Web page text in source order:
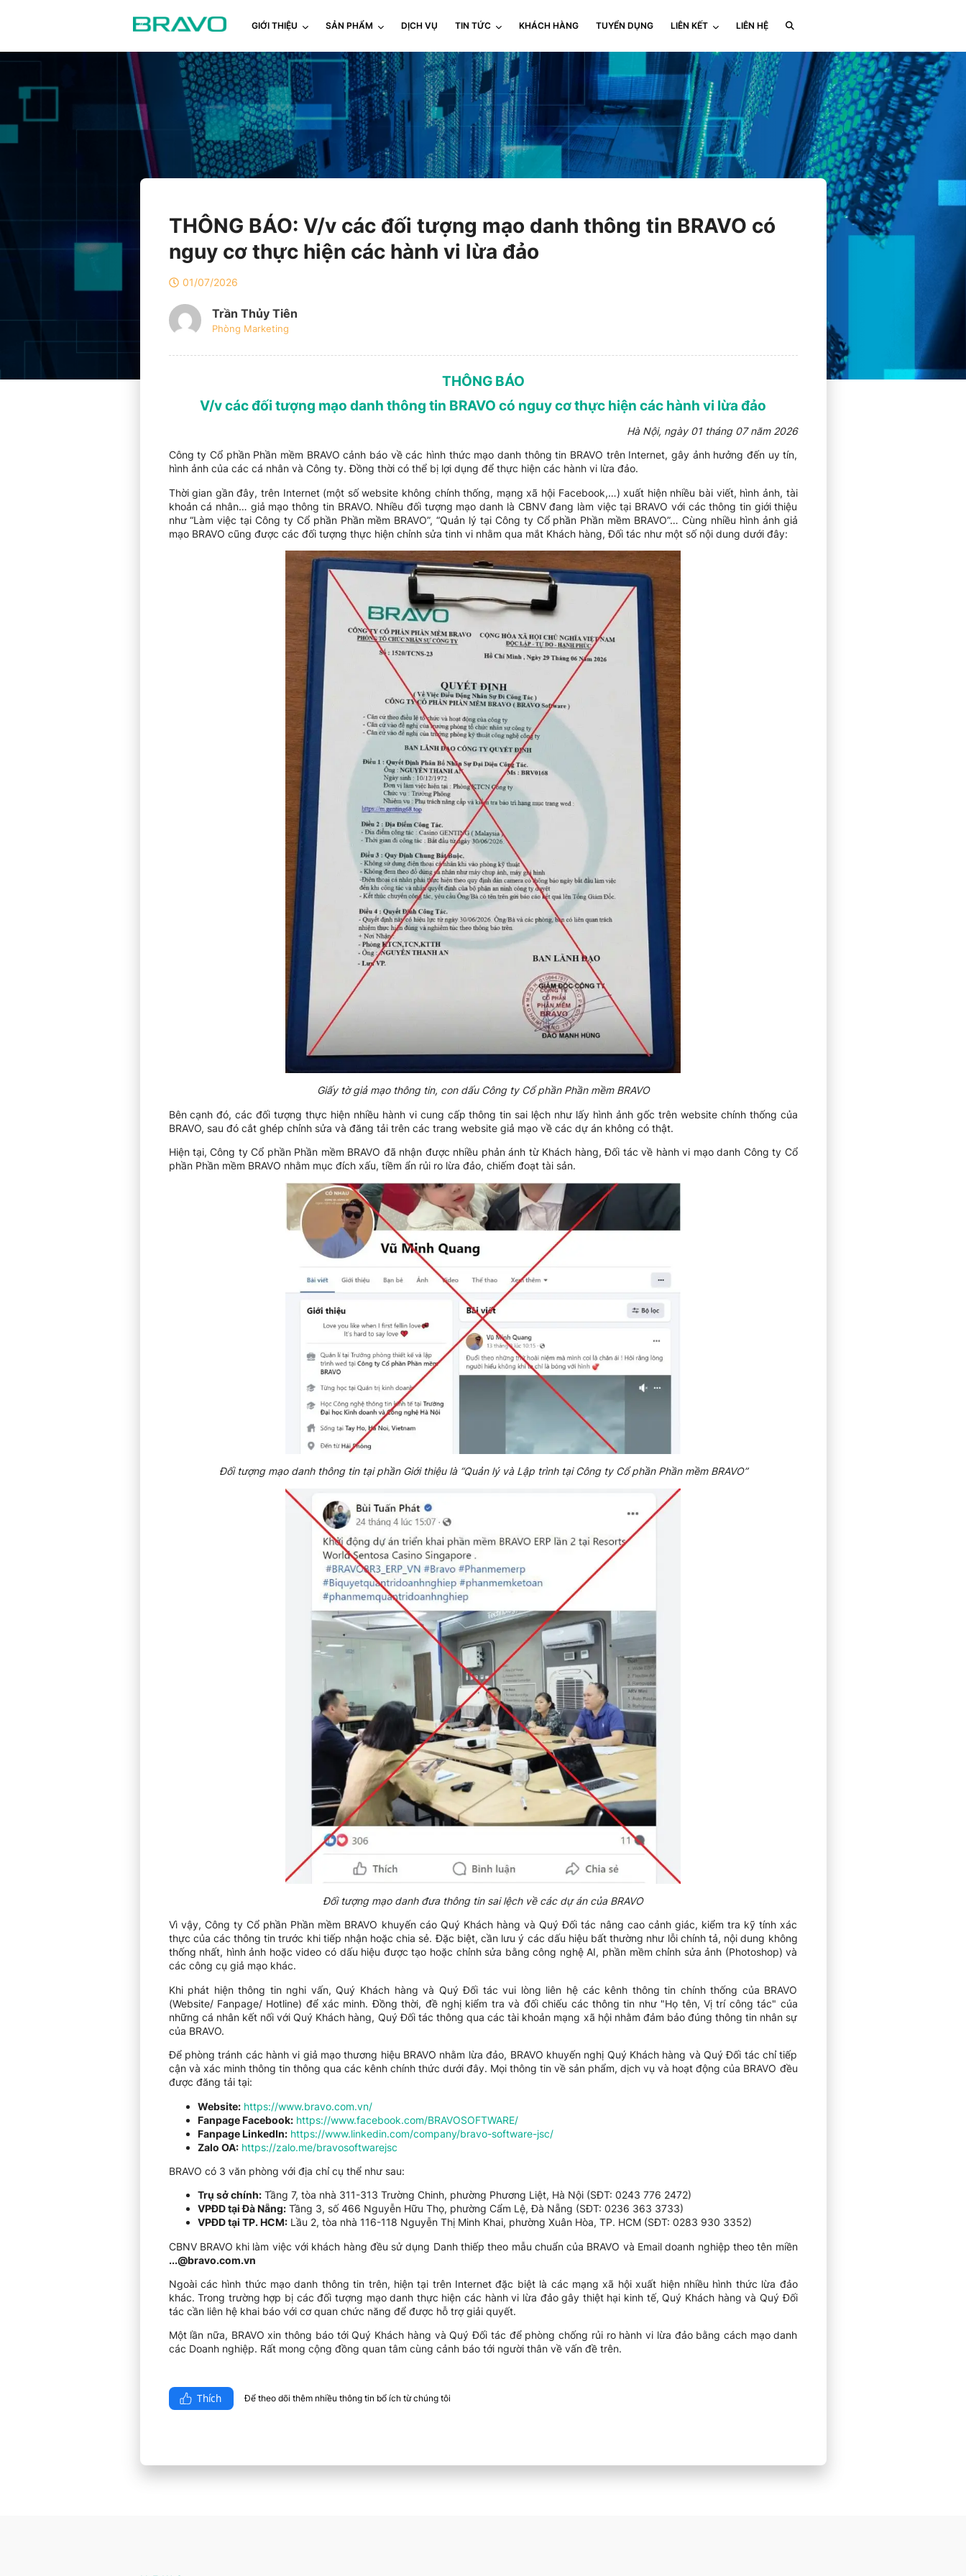
GIỚI THIỆU SẢN PHẨM DỊCH VỤ TIN TỨC KHÁCH HÀNG TUYỂN DỤNG LIÊN KẾT LIÊN HỆ
THÔNG BÁO: V/v các đối tượng mạo danh thông tin BRAVO có
nguy cơ thực hiện các hành vi lừa đảo
01/07/2026
Trần Thủy Tiên
Phòng Marketing
THÔNG BÁO
V/v các đối tượng mạo danh thông tin BRAVO có nguy cơ thực hiện các hành vi lừa đảo
Hà Nội, ngày 01 tháng 07 năm 2026
Công ty Cổ phần Phần mềm BRAVO cảnh báo về các hình thức mạo danh thông tin BRAVO trên Internet, gây ảnh hưởng đến uy tín,
hình ảnh của các cá nhân và Công ty. Đồng thời có thể bị lợi dụng để thực hiện các hành vi lừa đảo.
Thời gian gần đây, trên Internet (một số website không chính thống, mạng xã hội Facebook,…) xuất hiện nhiều bài viết, hình ảnh, tài
khoản cá nhân… giả mạo thông tin BRAVO. Nhiều đối tượng mạo danh là CBNV đang làm việc tại BRAVO với các thông tin giới thiệu
như “Làm việc tại Công ty Cổ phần Phần mềm BRAVO”, “Quản lý tại Công ty Cổ phần Phần mềm BRAVO”… Cùng nhiều hình ảnh giả
mạo BRAVO cũng được các đối tượng thực hiện chỉnh sửa tinh vi nhằm qua mắt Khách hàng, Đối tác như một số nội dung dưới đây:
Giấy tờ giả mạo thông tin, con dấu Công ty Cổ phần Phần mềm BRAVO
Bên cạnh đó, các đối tượng thực hiện nhiều hành vi cung cấp thông tin sai lệch như lấy hình ảnh gốc trên website chính thống của
BRAVO, sau đó cắt ghép chỉnh sửa và đăng tải trên các trang website giả mạo về các dự án không có thật.
Hiện tại, Công ty Cổ phần Phần mềm BRAVO đã nhận được nhiều phản ánh từ Khách hàng, Đối tác về hành vi mạo danh Công ty Cổ
phần Phần mềm BRAVO nhằm mục đích xấu, tiềm ẩn rủi ro lừa đảo, chiếm đoạt tài sản.
Đối tượng mạo danh thông tin tại phần Giới thiệu là “Quản lý và Lập trình tại Công ty Cổ phần Phần mềm BRAVO”
Đối tượng mạo danh đưa thông tin sai lệch về các dự án của BRAVO
Vì vậy, Công ty Cổ phần Phần mềm BRAVO khuyến cáo Quý Khách hàng và Quý Đối tác nâng cao cảnh giác, kiểm tra kỹ tính xác
thực của các thông tin trước khi tiếp nhận hoặc chia sẻ. Đặc biệt, cần lưu ý các dấu hiệu bất thường như lỗi chính tả, nội dung không
thống nhất, hình ảnh hoặc video có dấu hiệu được tạo hoặc chỉnh sửa bằng công nghệ AI, phần mềm chỉnh sửa ảnh (Photoshop) và
các công cụ giả mạo khác.
Khi phát hiện thông tin nghi vấn, Quý Khách hàng và Quý Đối tác vui lòng liên hệ các kênh thông tin chính thống của BRAVO
(Website/ Fanpage/ Hotline) để xác minh. Đồng thời, đề nghị kiểm tra và đối chiếu các thông tin như "Họ tên, Vị trí công tác" của
những cá nhân kết nối với Quý Khách hàng, Quý Đối tác thông qua các tài khoản mạng xã hội nhằm đảm bảo đúng thông tin nhân sự
của BRAVO.
Để phòng tránh các hành vi giả mạo thương hiệu BRAVO nhằm lừa đảo, BRAVO khuyến nghị Quý Khách hàng và Quý Đối tác chỉ tiếp
cận và xác minh thông tin thông qua các kênh chính thức dưới đây. Mọi thông tin về sản phẩm, dịch vụ và hoạt động của BRAVO đều
được đăng tải tại:
Website: https://www.bravo.com.vn/
Fanpage Facebook: https://www.facebook.com/BRAVOSOFTWARE/
Fanpage LinkedIn: https://www.linkedin.com/company/bravo-software-jsc/
Zalo OA: https://zalo.me/bravosoftwarejsc
BRAVO có 3 văn phòng với địa chỉ cụ thể như sau:
Trụ sở chính:Tầng 7, tòa nhà 311-313 Trường Chinh, phường Phương Liệt, Hà Nội (SĐT: 0243 776 2472)
VPĐD tại Đà Nẵng:Tầng 3, số 466 Nguyễn Hữu Thọ, phường Cẩm Lệ, Đà Nẵng (SĐT: 0236 363 3733)
VPĐD tại TP. HCM:Lầu 2, tòa nhà 116-118 Nguyễn Thị Minh Khai, phường Xuân Hòa, TP. HCM (SĐT: 0283 930 3352)
CBNV BRAVO khi làm việc với khách hàng đều sử dụng Danh thiếp theo mẫu chuẩn của BRAVO và Email doanh nghiệp theo tên miền
...@bravo.com.vn
Ngoài các hình thức mạo danh thông tin trên, hiện tại trên Internet đặc biệt là các mạng xã hội xuất hiện nhiều hình thức lừa đảo
khác. Trong trường hợp bị các đối tượng mạo danh thực hiện các hành vi lừa đảo gây thiệt hại kinh tế, Quý Khách hàng và Quý Đối
tác cần liên hệ khai báo với cơ quan chức năng để được hỗ trợ giải quyết.
Một lần nữa, BRAVO xin thông báo tới Quý Khách hàng và Quý Đối tác để phòng chống rủi ro hành vi lừa đảo bằng cách mạo danh
các Doanh nghiệp. Rất mong cộng đồng quan tâm cùng cảnh báo tới người thân về vấn đề trên.
Thích Để theo dõi thêm nhiều thông tin bổ ích từ chúng tôi​